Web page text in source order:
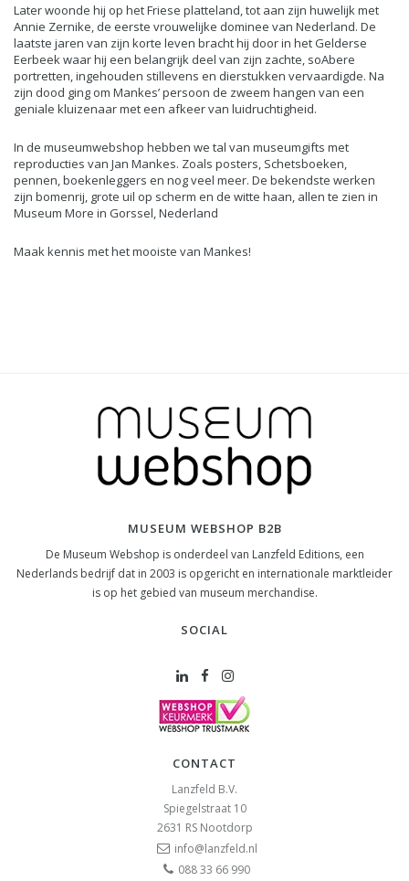
Later woonde hij op het Friese platteland, tot aan zijn huwelijk met
Annie Zernike, de eerste vrouwelijke dominee van Nederland. De
laatste jaren van zijn korte leven bracht hij door in het Gelderse
Eerbeek waar hij een belangrijk deel van zijn zachte, soAbere
portretten, ingehouden stillevens en dierstukken vervaardigde. Na
zijn dood ging om Mankes’ persoon de zweem hangen van een
geniale kluizenaar met een afkeer van luidruchtigheid.
In de museumwebshop hebben we tal van museumgifts met
reproducties van Jan Mankes. Zoals posters, Schetsboeken,
pennen,boekenleggers en nog veel meer. De bekendste werken
zijn bomenrij, grote uil op scherm en de witte haan, allen te zien in
Museum More in Gorssel, Nederland
Maak kennis met het mooiste van Mankes!
MUSEUM WEBSHOP B2B
De Museum Webshop is onderdeel van Lanzfeld Editions, een
Nederlands bedrijf dat in 2003 is opgericht en internationale marktleider
is op het gebied van museum merchandise.
SOCIAL
CONTACT
Lanzfeld B.V.
Spiegelstraat 10
2631 RS Nootdorp
info@lanzfeld.nl
088 33 66 990